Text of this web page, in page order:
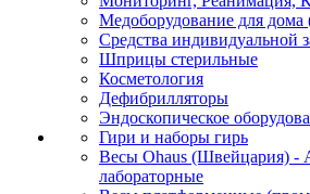
Медоборудование для дома
Средства индивидуальной
Шприцы стерильные
Косметология
Дефибрилляторы
Эндоскопическое
Гири и наборы гирь
Весы Ohaus (Швейцария) -
лабораторные